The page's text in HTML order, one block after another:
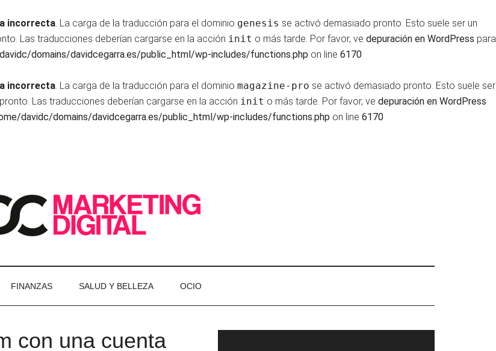
incorrecta. La carga de la traducción para el dominio genesis se activó demasiado pronto. Esto suele ser un
Las traducciones deberían cargarse en la acción init o más tarde. Por favor, ve depuración en WordPress para
domains/davidcegarra.es/public_html/wp-includes/functions.php on line 6170
incorrecta. La carga de la traducción para el dominio magazine-pro se activó demasiado pronto. Esto suele ser
Las traducciones deberían cargarse en la acción init o más tarde. Por favor, ve depuración en WordPress
davidc/domains/davidcegarra.es/public_html/wp-includes/functions.php on line 6170
FINANZAS SALUD Y BELLEZA OCIO
con una cuenta